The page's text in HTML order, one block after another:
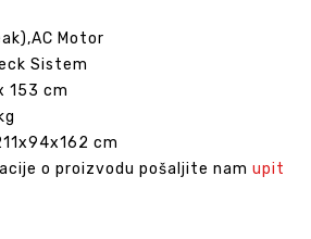
Motor
Sistem
153 cm
cm
o proizvodu pošaljite nam upit